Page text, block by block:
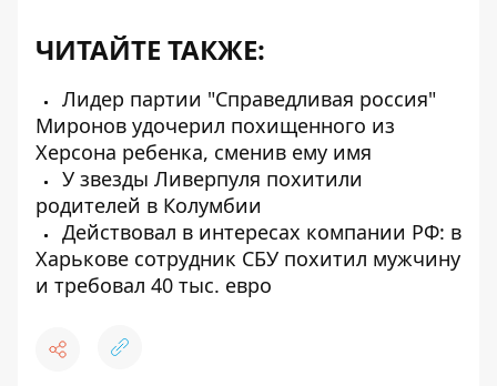
ЧИТАЙТЕ ТАКЖЕ:
Лидер партии "Справедливая россия"
Миронов удочерил похищенного из
Херсона ребенка, сменив ему имя
У звезды Ливерпуля похитили
родителей в Колумбии
Действовал в интересах компании РФ: в
Харькове сотрудник СБУ похитил мужчину
и требовал 40 тыс. евро